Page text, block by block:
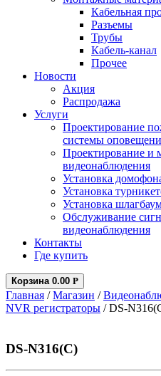
Кабельная
Разъемы
Трубы
Кабель-канал
Прочее
Новости
Акция
Распродажа
Услуги
Проектирование
системы
Проектирование и
видеонаблюдения
Установка
Установка
Установка
Обслуживание
видеонаблюдения
Контакты
Где купить
Корзина 0.00 Р
Главная /Магазин /
NVR регистраторы / DS-
DS-N316(С)